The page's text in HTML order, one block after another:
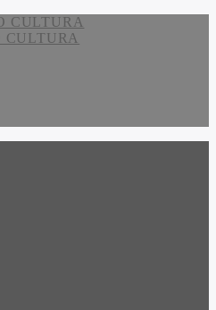
CULTURA
CULTURA